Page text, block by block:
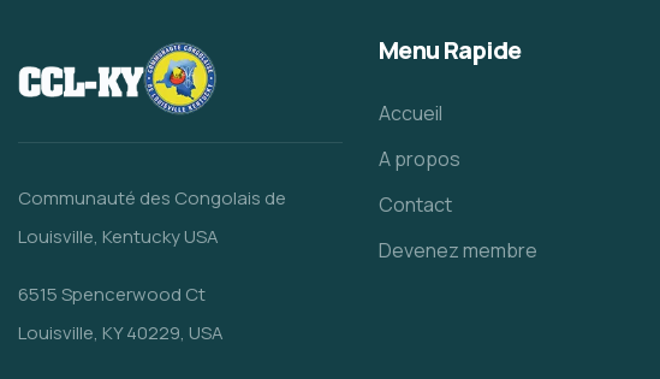
Communauté des Congolais de
Louisville, Kentucky USA
6515 Spencerwood Ct
Louisville, KY 40229, USA
Menu Rapide
Accueil
A propos
Contact
Devenez membre